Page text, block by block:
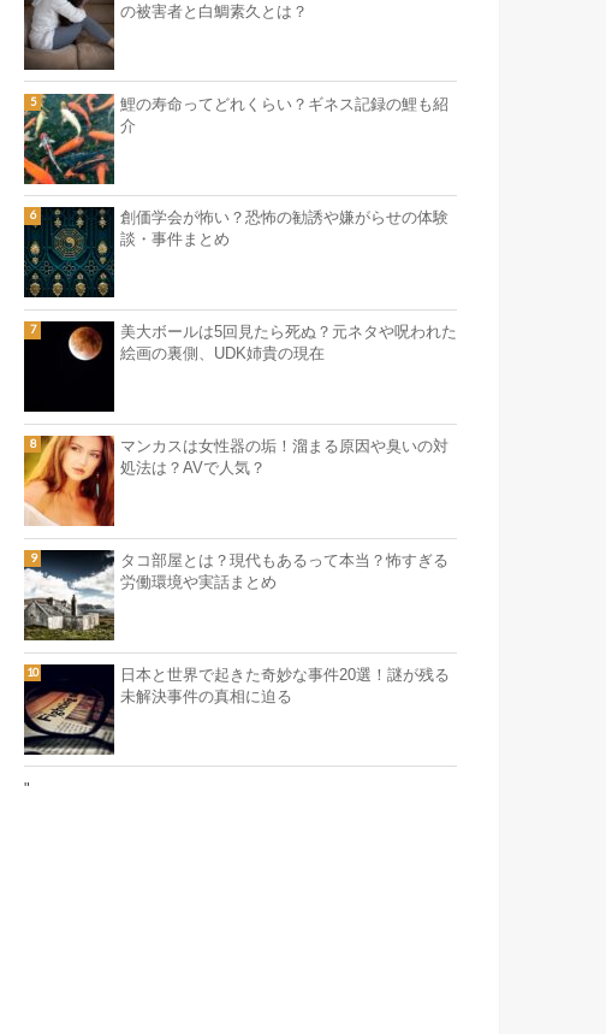
の被害者と白鯛素久とは？
鯉の寿命ってどれくらい？ギネス記録の鯉も紹
介
創価学会が怖い？恐怖の勧誘や嫌がらせの体験
談・事件まとめ
美大ボールは5回見たら死ぬ？元ネタや呪われた
絵画の裏側、UDK姉貴の現在
マンカスは女性器の垢！溜まる原因や臭いの対
処法は？AVで人気？
タコ部屋とは？現代もあるって本当？怖すぎる
労働環境や実話まとめ
日本と世界で起きた奇妙な事件20選！謎が残る
未解決事件の真相に迫る
"